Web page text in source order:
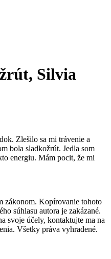
Silvia
Zlešilo sa mi trávenie a
bola sladkožrút. Jedla som
energiu. Mám pocit, že mi
zákonom. Kopírovanie tohoto
súhlasu autora je zakázané.
svoje účely, kontaktujte ma na
Všetky práva vyhradené.